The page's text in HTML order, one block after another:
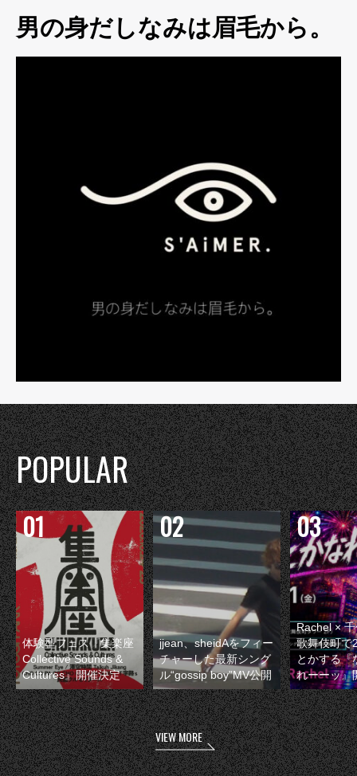
男の身だしなみは眉毛から。
POPULAR
体験型フェス『集楽座
Collective Sounds &
Cultures』開催決定
jjean、sheidAをフィー
チャーした最新シング
ル“gossip boy”MV公開
Rachel ×
歌舞伎町で
とかする『
れーーッ』
VIEW MORE